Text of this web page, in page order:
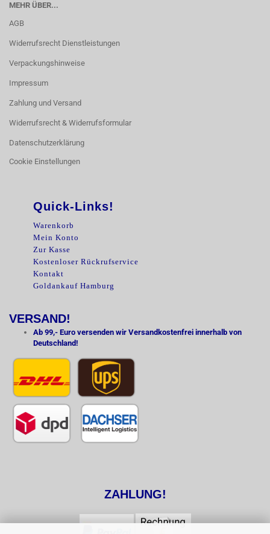
MEHR ÜBER...
AGB
Widerrufsrecht Dienstleistungen
Verpackungshinweise
Impressum
Zahlung und Versand
Widerrufsrecht & Widerrufsformular
Datenschutzerklärung
Cookie Einstellungen
Quick-Links!
Warenkorb
Mein Konto
Zur Kasse
Kostenloser Rückrufservice
Kontakt
Goldankauf Hamburg
VERSAND!
Ab 99,- Euro versenden wir Versandkostenfrei innerhalb von
Deutschland!
ZAHLUNG!